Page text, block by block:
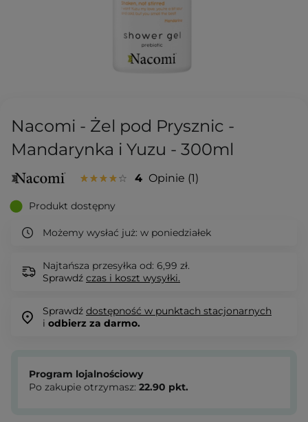
Nacomi - Żel pod Prysznic -
Mandarynka i Yuzu - 300ml
4 Opinie 1
Produkt dostępny
Możemy wysłać już: w poniedziałek
Najtańsza przesyłka od: 6,99 zł.
Sprawdź czas i koszt wysyłki.
Sprawdź dostępność w punktach stacjonarnych
i odbierz za darmo.
Program lojalnościowy
Po zakupie otrzymasz: 22.90 pkt.